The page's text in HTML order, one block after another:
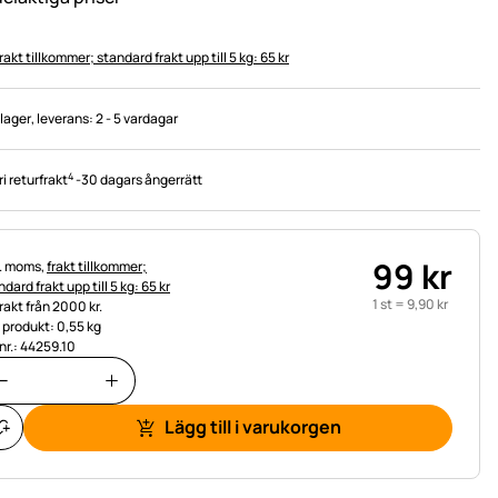
tillkommer; standard frakt upp till 5 kg: 65 kr
, leverans:2 - 5 vardagar
returfrakt4-30 dagars ångerrätt
moms,frakt tillkommer;
frakt upp till 5 kg: 65 kr
från 2000 kr.
0,55 kg
44259.10
99 kr
1 st =9,90kr
Lägg till i varukorgen